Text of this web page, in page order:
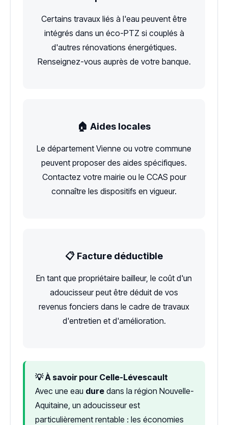
Certains travaux liés à l'eau peuvent être
intégrés dans un éco-PTZ si couplés à
d'autres rénovations énergétiques.
Renseignez-vous auprès de votre banque.
🏠 Aides locales
Le département Vienne ou votre commune
peuvent proposer des aides spécifiques.
Contactez votre mairie ou le CCAS pour
connaître les dispositifs en vigueur.
📋 Facture déductible
En tant que propriétaire bailleur, le coût d'un
adoucisseur peut être déduit de vos
revenus fonciers dans le cadre de travaux
d'entretien et d'amélioration.
💡 À savoir pour Celle-Lévescault
Avec une eau dure dans la région Nouvelle-
Aquitaine, un adoucisseur est
particulièrement rentable : les économies